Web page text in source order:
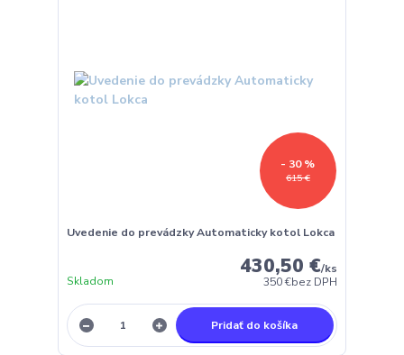
615 €
- 30 %
Uvedenie do prevádzky Automaticky kotol Lokca
430,50 €/ks
350 €bez DPH
Skladom
Pridať do košíka